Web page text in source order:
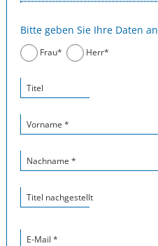
Bitte geben Sie Ihre Daten
Frau* Herr*
Titel
Vorname *
Nachname *
Titel nachgestellt
E-Mail *